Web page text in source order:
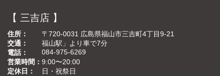
【 三吉店 】
住所
〒720-0031 広島県福山市三吉町4丁目9-21
交通
福山駅」より車で7分
電話
084-975-6269
営業時間
9:00〜20:00
定休日
日・祝祭日